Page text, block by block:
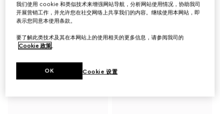
£1,350
我们使用 cookie 和类似技术来增强网站导航，分析网站使用情况，协助我司
开展营销工作，并允许您在社交网络上共享我们的内容。继续使用本网站，即
表示您同意本使用条款。
要了解此类技术及其在本网站上的使用相关的更多信息，请参阅我司的
Cookie 政策。
Cookie 设置
OK